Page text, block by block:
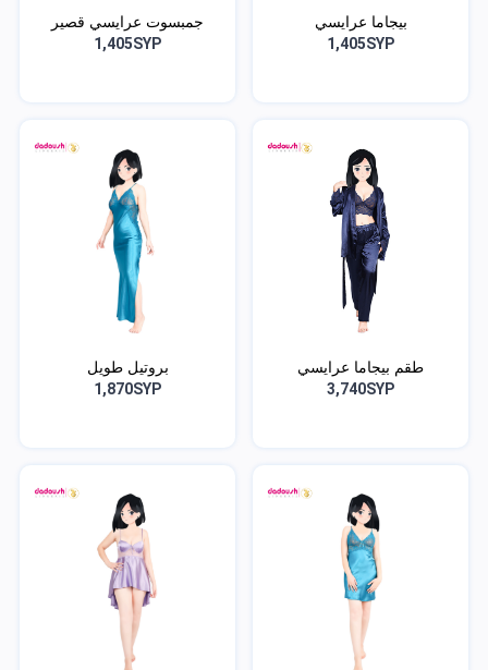
بيجاما عرايسي
1,405SYP
جمبسوت عرايسي قصير
1,405SYP
طقم بيجاما عرايسي
3,740SYP
بروتيل طويل
1,870SYP